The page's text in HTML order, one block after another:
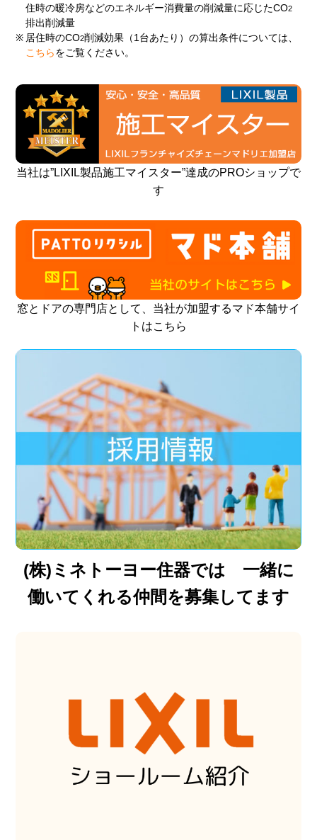
住時の暖冷房などのエネルギー消費量の削減量に応じたCO2
排出削減量
※ 居住時のCO2削減効果（1台あたり）の算出条件については、
こちら をご覧ください。
当社は”LIXIL製品施工マイスター”達成のPROショップで
す
窓とドアの専門店として、当社が加盟するマド本舗サイ
トはこちら
(株)ミネトーヨー住器では 一緒に
働いてくれる仲間を募集してます